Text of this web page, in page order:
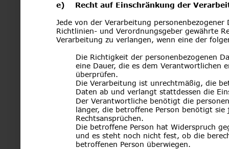
e)    Recht auf Einschränkung der
Jede von der Verarbeitung
Richtlinien- und Verordnungsgeber gewährte
Verarbeitung zu verlangen, wenn eine der
Die Richtigkeit der personenbezogenen
eine Dauer, die es dem Verantwortlichen
überprüfen.
Die Verarbeitung ist unrechtmäßig, die
Daten ab und verlangt stattdessen die
Der Verantwortliche benötigt die
länger, die betroffene Person benötigt
Rechtsansprüchen.
Die betroffene Person hat Widerspruch
und es steht noch nicht fest, ob die
betroffenen Person überwiegen.